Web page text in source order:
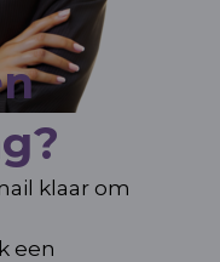
klaar om
een